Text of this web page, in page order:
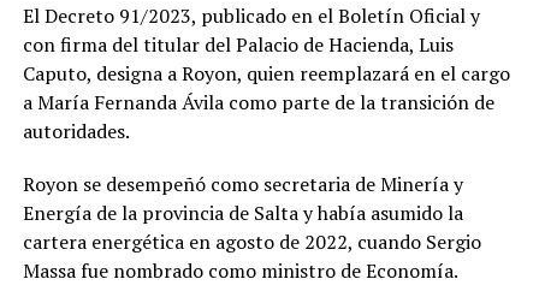
El Decreto 91/2023, publicado en el Boletín Oficial y
con firma del titular del Palacio de Hacienda, Luis
Caputo, designa a Royon, quien reemplazará en el cargo
a María Fernanda Ávila como parte de la transición de
autoridades.
Royon se desempeñó como secretaria de Minería y
Energía de la provincia de Salta y había asumido la
cartera energética en agosto de 2022, cuando Sergio
Massa fue nombrado como ministro de Economía.